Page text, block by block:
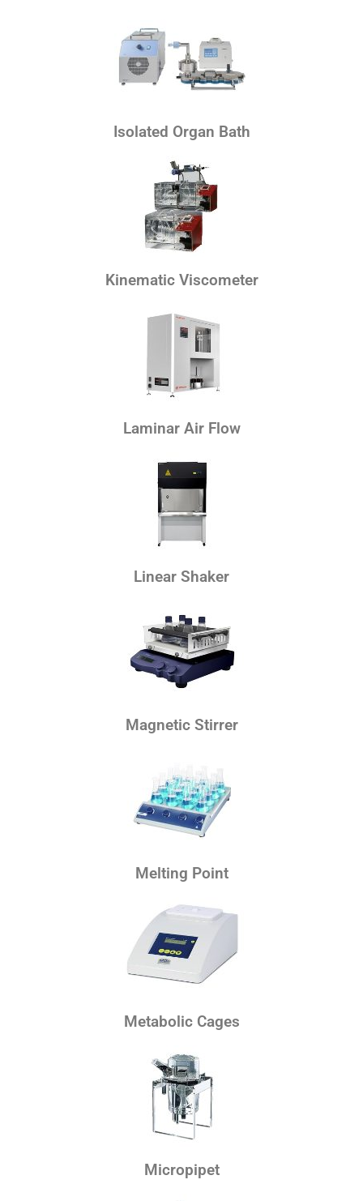
Isolated Organ Bath
Kinematic Viscometer
Laminar Air Flow
Linear Shaker
Magnetic Stirrer
Melting Point
Metabolic Cages
Micropipet